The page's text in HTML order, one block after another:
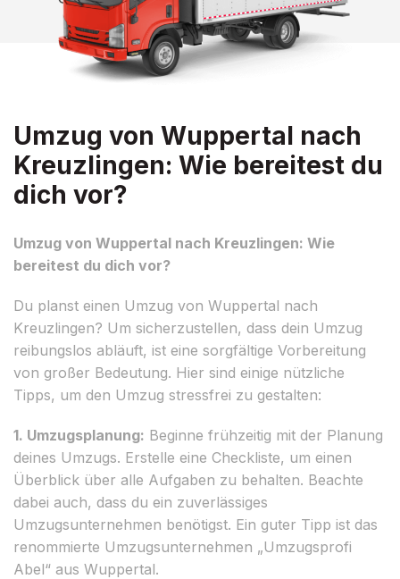
Umzug von Wuppertal nach
Kreuzlingen: Wie bereitest du
dich vor?
Umzug von Wuppertal nach Kreuzlingen: Wie
bereitest du dich vor?
Du planst einen Umzug von Wuppertal nach
Kreuzlingen? Um sicherzustellen, dass dein Umzug
reibungslos abläuft, ist eine sorgfältige Vorbereitung
von großer Bedeutung. Hier sind einige nützliche
Tipps, um den Umzug stressfrei zu gestalten:
1. Umzugsplanung: Beginne frühzeitig mit der Planung
deines Umzugs. Erstelle eine Checkliste, um einen
Überblick über alle Aufgaben zu behalten. Beachte
dabei auch, dass du ein zuverlässiges
Umzugsunternehmen benötigst. Ein guter Tipp ist das
renommierte Umzugsunternehmen „Umzugsprofi
Abel“ aus Wuppertal.